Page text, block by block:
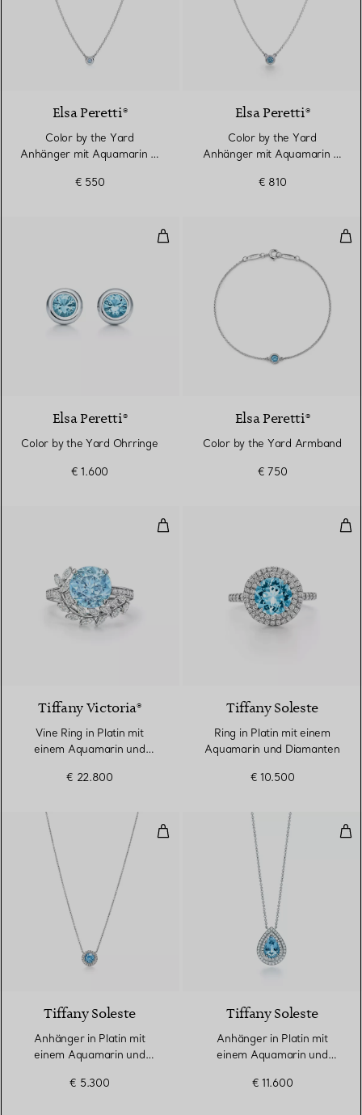
Elsa Peretti®
Color by the Yard
Anhänger mit Aquamarin in
€ 550
Elsa Peretti®
Color by the Yard
Anhänger mit Aquamarin in
€ 810
Color by the Yard Ohrringe
Elsa Peretti®
Color by the Yard Ohrringe
€ 1.600
Elsa Peretti®
Color by the Yard Armband
€ 750
Vine Ring in Platin mit einem
Tiffany Victoria®
Vine Ring in Platin mit
einem Aquamarin und
€ 22.800
Tiffany Soleste
Ring in Platin mit einem
Aquamarin und Diamanten
€ 10.500
Anhänger in Platin mit einem
4 gemstones
Tiffany Soleste
Anhänger in Platin mit
einem Aquamarin und
€ 5.300
Tiffany Soleste
Anhänger in Platin mit
einem Aquamarin und
€ 11.600